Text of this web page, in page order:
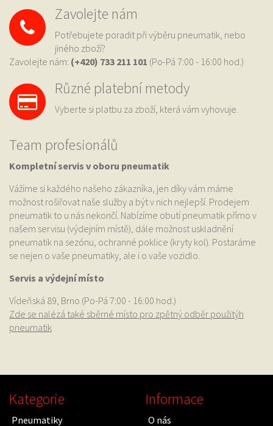
Zavolejte nám
Potřebujete poradit při výběru pneumatik, nebo
jiného zboží?
Zavolejte nám: (+420) 733 211 101 (Po-Pá 7:00 - 16:00 hod.)
Různé platební metody
Vyberte si platbu za zboží, která vám vyhovuje.
Team profesionálů
Kompletní servis v oboru pneumatik
Vážíme si každého našeho zákazníka, jen díky vám máme
možnost rošiřovat naše služby a být v nich nejlepší. Prodejem
pneumatik to u nás nekončí. Nabízíme obutí pneumatik přímo v
našem servisu (výdejním místě), dále možnost uskladnění
pneumatik na sezónu, ochranné poklice (kryty kol). Postaráme
se nejen o vaše pneumatiky, ale i o vaše vozidlo.
Servis a výdejní místo
Vídeňská 89, Brno (Po-Pá 7:00 - 16:00 hod.)
Zde se nalézá také sběrné místo pro zpětný odběr použitýh
pneumatik
Kategorie
Pneumatiky
Informace
O nás